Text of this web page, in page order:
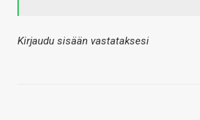
Kirjaudu sisään vastataksesi